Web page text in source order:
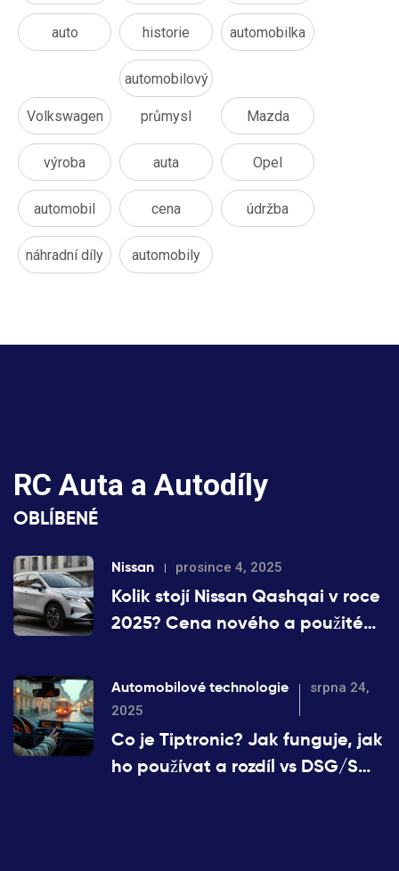
auto historie automobilka
Volkswagen
automobilový
průmysl Mazda
výroba auta Opel
automobil cena údržba
náhradní díly automobily
RC Auta a Autodíly
OBLÍBENÉ
Nissan prosince 4, 2025
Kolik stojí Nissan Qashqai v roce
2025? Cena nového a použitého
Automobilové technologie
srpna 24,
2025
Co je Tiptronic? Jak funguje, jak
ho používat a rozdíl vs DSG/S